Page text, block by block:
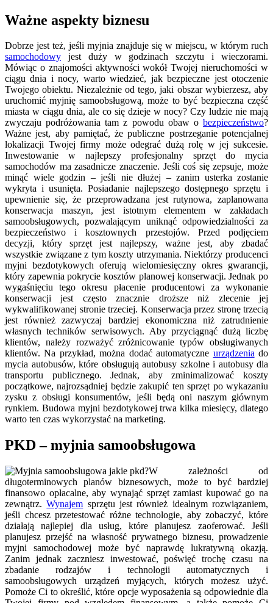
Ważne aspekty biznesu
Dobrze jest też, jeśli myjnia znajduje się w miejscu, w którym ruch
samochodowy jest duży w godzinach szczytu i wieczorami.
Mówiąc o znajomości aktywności wokół Twojej nieruchomości w
ciągu dnia i nocy, warto wiedzieć, jak bezpieczne jest otoczenie
Twojego obiektu. Niezależnie od tego, jaki obszar wybierzesz, aby
uruchomić myjnię samoobsługową, może to być bezpieczna część
miasta w ciągu dnia, ale co się dzieje w nocy? Czy ludzie nie mają
zwyczaju podróżowania tam z powodu obaw o bezpieczeństwo?
Ważne jest, aby pamiętać, że publiczne postrzeganie potencjalnej
lokalizacji Twojej firmy może odegrać dużą rolę w jej sukcesie.
Inwestowanie w najlepszy profesjonalny sprzęt do mycia
samochodów ma zasadnicze znaczenie. Jeśli coś się zepsuje, może
minąć wiele godzin – jeśli nie dłużej – zanim usterka zostanie
wykryta i usunięta. Posiadanie najlepszego dostępnego sprzętu i
upewnienie się, że przeprowadzana jest rutynowa, zaplanowana
konserwacja maszyn, jest istotnym elementem w zakładach
samoobsługowych, pozwalającym uniknąć odpowiedzialności za
bezpieczeństwo i kosztownych przestojów. Przed podjęciem
decyzji, który sprzęt jest najlepszy, ważne jest, aby zbadać
wszystkie związane z tym koszty utrzymania. Niektórzy producenci
myjni bezdotykowych oferują wielomiesięczny okres gwarancji,
który zapewnia pokrycie kosztów planowej konserwacji. Jednak po
wygaśnięciu tego okresu płacenie producentowi za wykonanie
konserwacji jest często znacznie droższe niż zlecenie jej
wykwalifikowanej stronie trzeciej. Konserwacja przez stronę trzecią
jest również zazwyczaj bardziej ekonomiczna niż zatrudnienie
własnych techników serwisowych. Aby przyciągnąć dużą liczbę
klientów, należy rozważyć zróżnicowanie typów obsługiwanych
klientów. Na przykład, można dodać automatyczne urządzeniado
mycia autobusów, które obsługują autobusy szkolne i autobusy dla
transportu publicznego. Jednak, aby zminimalizować koszty
początkowe, najrozsądniej będzie zakupić ten sprzęt po wykazaniu
zysku z obsługi konsumentów, jeśli będą oni naszym głównym
rynkiem. Budowa myjni bezdotykowej trwa kilka miesięcy, dlatego
warto ten czas wykorzystać na marketing.
PKD – myjnia samoobsługowa
W zależności od
długoterminowych planów biznesowych, może to być bardziej
finansowo opłacalne, aby wynająć sprzęt zamiast kupować go na
zewnątrz.Wynajem sprzętu jest również idealnym rozwiązaniem,
jeśli chcesz przetestować różne technologie, aby zobaczyć, które
działają najlepiej dla usług, które planujesz zaoferować. Jeśli
planujesz przejść na własność prywatnego biznesu, prowadzenie
myjni samochodowej może być naprawdę lukratywną okazją.
Zanim jednak zaczniesz inwestować, poświęć trochę czasu na
zbadanie rodzajów i technologii automatycznych i
samoobsługowych urządzeń myjących, których możesz użyć.
Pomoże Ci to określić, które opcje wyposażenia są odpowiednie dla